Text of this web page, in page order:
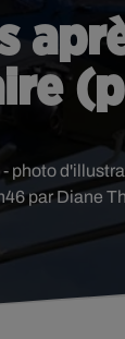
par Diane
photo